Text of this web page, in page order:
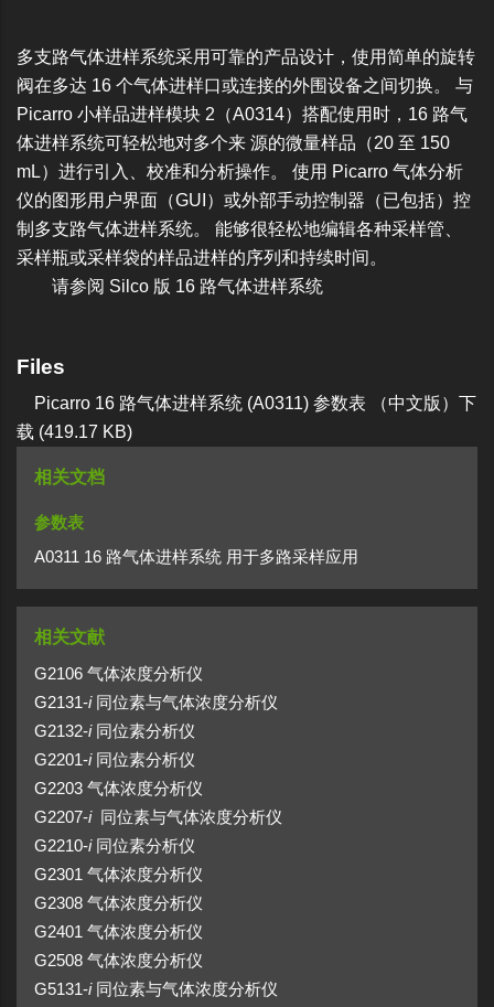
多支路气体进样系统采用可靠的产品设计，使用简单的旋转
阀在多达 16 个气体进样口或连接的外围设备之间切换。 与
Picarro 小样品进样模块 2（A0314） 搭配使用时，16 路气
体进样系统可轻松地对多个来 源的微量样品（20 至 150
mL）进行引入、校准和分析操作。 使用 Picarro 气体分析
仪的图形用户界面（GUI）或外部手动控制器（已包括）控
制多支路气体进样系统。 能够很轻松地编辑各种采样管、
采样瓶或采样袋的样品进样的序列和持续时间。
请参阅 Silco 版 16 路气体进样系统
Files
Picarro 16 路气体进样系统 (A0311) 参数表 （中文版）下
载 (419.17 KB)
相关文档
参数表
A0311 16 路气体进样系统 用于多路采样应用
相关文献
G2106 气体浓度分析仪
G2131-i同位素与气体浓度分析仪
G2132-i同位素分析仪
G2201-i同位素分析仪
G2203 气体浓度分析仪
G2207-i同位素与气体浓度分析仪
G2210-i同位素分析仪
G2301 气体浓度分析仪
G2308 气体浓度分析仪
G2401 气体浓度分析仪
G2508 气体浓度分析仪
G5131-i同位素与气体浓度分析仪